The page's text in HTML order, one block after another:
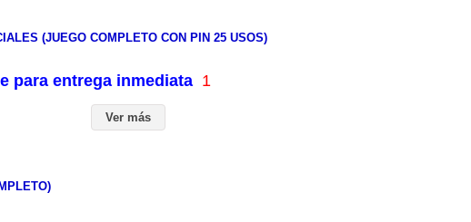
(JUEGO COMPLETO CON PIN 25 USOS)
para entrega inmediata 1
Ver más